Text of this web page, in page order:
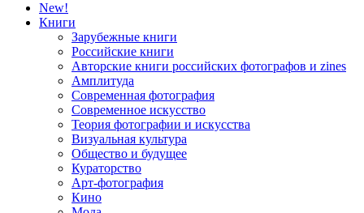
New!
Книги
Зарубежные книги
Российские книги
Авторские книги российских фотографов и zines
Амплитуда
Современная фотография
Современное искусство
Теория фотографии и искусства
Визуальная культура
Общество и будущее
Кураторство
Арт-фотография
Кино